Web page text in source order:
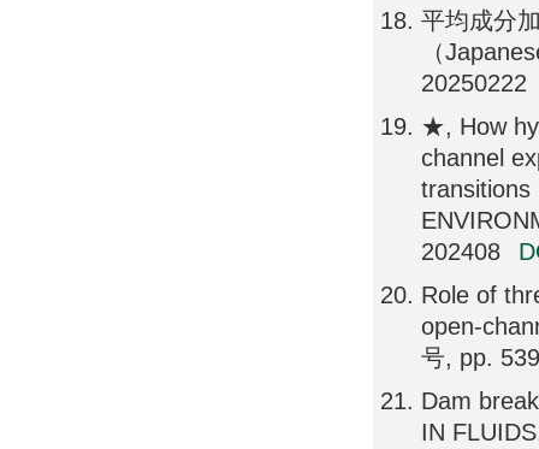
平均成分
（
20250222
★, How
channel
transitions
202408
Role of
open-
号, pp.
Dam
IN